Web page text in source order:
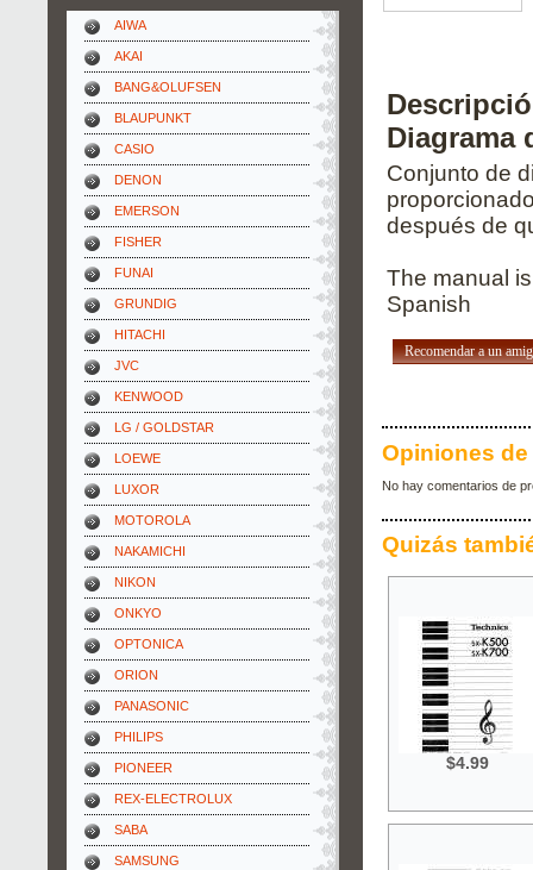
AIWA
AKAI
BANG&OLUFSEN
BLAUPUNKT
CASIO
DENON
EMERSON
FISHER
FUNAI
GRUNDIG
HITACHI
JVC
KENWOOD
LG / GOLDSTAR
LOEWE
LUXOR
MOTOROLA
NAKAMICHI
NIKON
ONKYO
OPTONICA
ORION
PANASONIC
PHILIPS
PIONEER
REX-ELECTROLUX
SABA
SAMSUNG
Diagrama
Conjunto de
después de
The manual
Spanish
Recomendar a un
Opiniones
No hay comentarios de
Quizás
$4.99